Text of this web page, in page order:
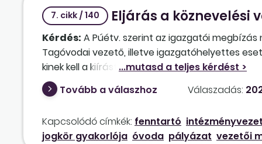
foglalkoztatotti jogviszonya továbbra is
mértékű vezetői megbízási díj jár.”
A két alkalommal igazgatóként foglalkoztatott
hogy a mi esetünkben ő az utolsó 5 évben
igazgatói titulus a jogszabállyal 2024. január 1-
intézményvezetőként, másodszor pedig
jogszabályban találhatunk-e egy minimumtól
7. cikk / 140 Eljárás a köznevelési
Kérdés: A Púétv. szerint az igazgatói
Tagóvodai vezető, illetve igazgatóhelyettes
kinek kell a kiírást elvégezni és a fenntartónak
Tovább a válaszhoz
Válaszadás:
Kapcsolódó címkék: fenntartó
jogkör gyakorlója óvoda pályázat vezetői